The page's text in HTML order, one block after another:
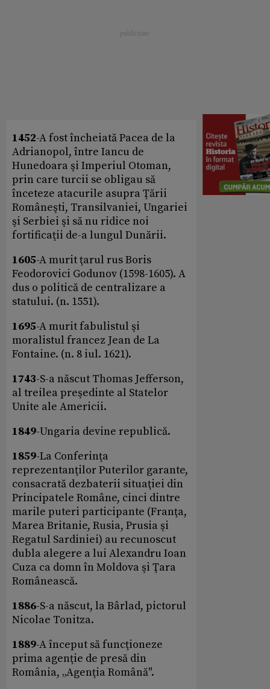
1452-A fost încheiată Pacea de la
Adrianopol, între Iancu de
Hunedoara şi Imperiul Otoman,
prin care turcii se obligau să
înceteze atacurile asupra Ţării
Româneşti, Transilvaniei, Ungariei
şi Serbiei şi să nu ridice noi
fortificaţii de-a lungul Dunării.
1605-A murit ţarul rus Boris
Feodorovici Godunov (1598-1605). A
dus o politică de centralizare a
statului. (n. 1551).
1695-A murit fabulistul şi
moralistul francez Jean de La
Fontaine. (n. 8 iul. 1621).
1743-S-a născut Thomas Jefferson,
al treilea preşedinte al Statelor
Unite ale Americii.
1849-Ungaria devine republică.
1859-La Conferinţa
reprezentanţilor Puterilor garante,
consacrată dezbaterii situaţiei din
Principatele Române, cinci dintre
marile puteri participante (Franţa,
Marea Britanie, Rusia, Prusia şi
Regatul Sardiniei) au recunoscut
dubla alegere a lui Alexandru Ioan
Cuza ca domn în Moldova şi Ţara
Românească.
1886-S-a născut, la Bârlad, pictorul
Nicolae Tonitza.
1889-A început să funcţioneze
prima agenţie de presă din
România, „Agenţia Română".